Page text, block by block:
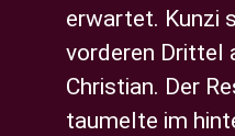
erwartet. Kunzi
vorderen Drittel
Christian. Der
taumelte im